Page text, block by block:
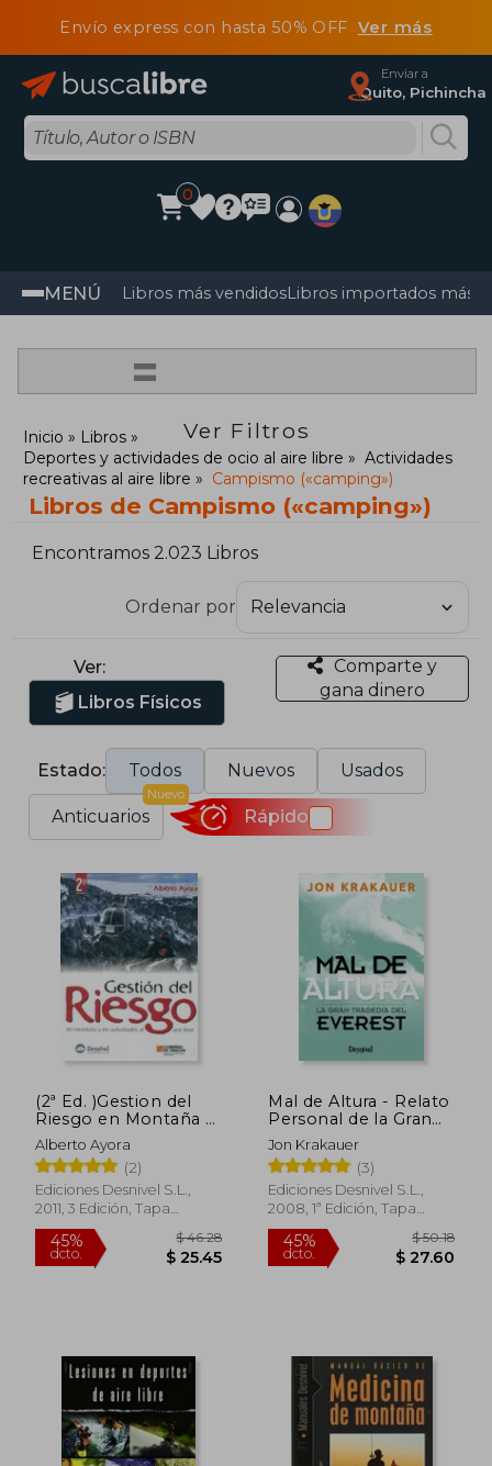
Envío express con hasta 50% OFF Ver más
Enviar a
Quito, Pichincha
0
MENÚ Libros más vendidosLibros importados más
=
Ver Filtros
Inicio
Libros
Deportes y actividades de ocio al aire libre
Actividades
recreativas al aire libre
Campismo («camping»)
Libros de Campismo («camping»)
Encontramos 2.023 Libros
Ordenar por
Ver:
Libros Físicos
Comparte y
gana dinero
Estado: Todos Nuevos Usados
Anticuarios
Nuevo
Rápido
(2ª Ed. )Gestion del
Riesgo en Montaña y
en Actividades al Aire
Libre (Manuales
Desnivel)
Alberto Ayora
(2)
Ediciones Desnivel S.L.,
2011, 3 Edición, Tapa
Blanda, Nuevo
45%
Mal de Altura - Relato
Personal de la Gran
Tragedia en el Everest
(Literatura (Desnivel))
Jon Krakauer
(3)
Ediciones Desnivel S.L.,
2008, 1ª Edición, Tapa
Blanda, Nuevo
45%
dcto.